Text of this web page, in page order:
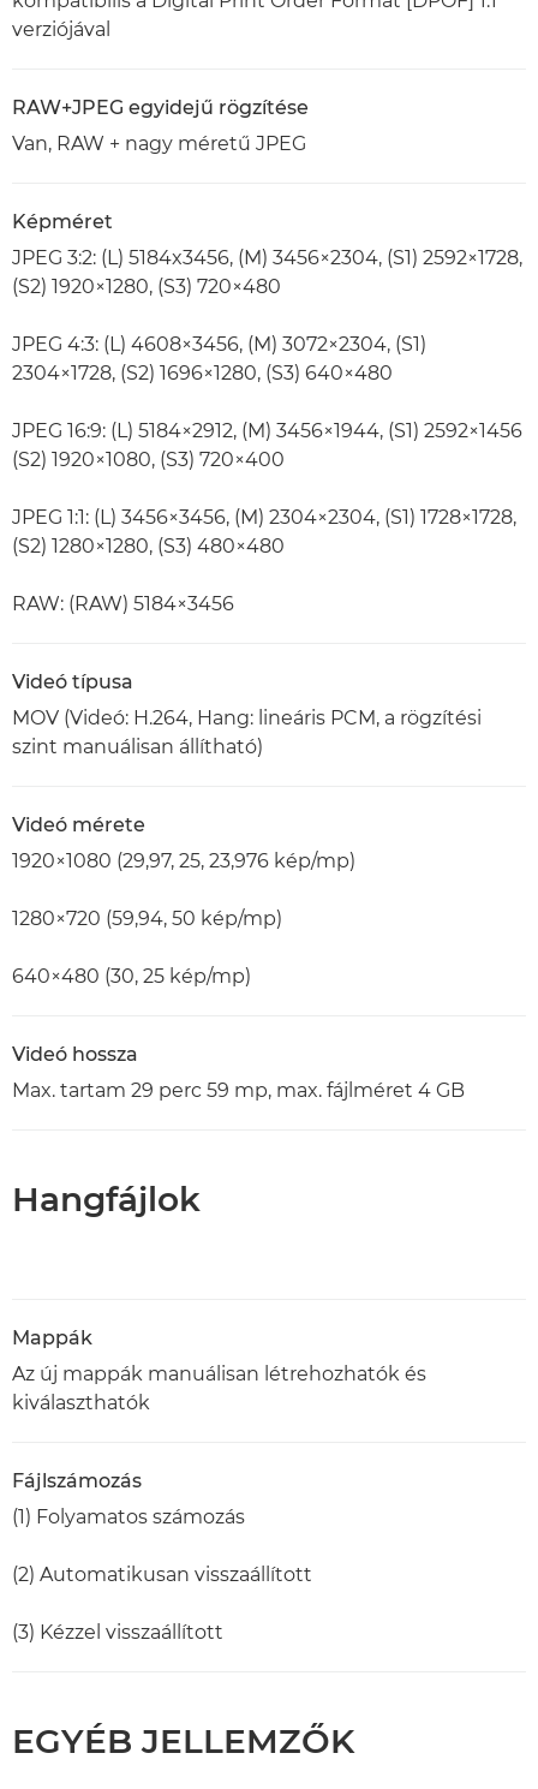
verziójával
RAW+JPEG egyidejű rögzítése
Van, RAW + nagy méretű JPEG
Képméret
JPEG 3:2: (L) 5184x3456, (M) 3456×2304, (S1) 2592×1728,
(S2) 1920×1280, (S3) 720×480
JPEG 4:3: (L) 4608×3456, (M) 3072×2304, (S1)
2304×1728, (S2) 1696×1280, (S3) 640×480
JPEG 16:9: (L) 5184×2912, (M) 3456×1944, (S1) 2592×1456
(S2) 1920×1080, (S3) 720×400
JPEG 1:1: (L) 3456×3456, (M) 2304×2304, (S1) 1728×1728,
(S2) 1280×1280, (S3) 480×480
RAW: (RAW) 5184×3456
Videó típusa
MOV (Videó: H.264, Hang: lineáris PCM, a rögzítési
szint manuálisan állítható)
Videó mérete
1920×1080 (29,97, 25, 23,976 kép/mp)
1280×720 (59,94, 50 kép/mp)
640×480 (30, 25 kép/mp)
Videó hossza
Max. tartam 29 perc 59 mp, max. fájlméret 4 GB
Hangfájlok
Mappák
Az új mappák manuálisan létrehozhatók és
kiválaszthatók
Fájlszámozás
(1) Folyamatos számozás
(2) Automatikusan visszaállított
(3) Kézzel visszaállított
EGYÉB JELLEMZŐK